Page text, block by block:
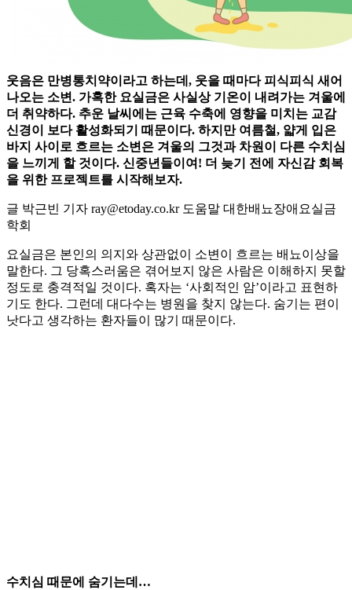
웃음은 만병통치약이라고 하는데, 웃을 때마다 피식피식 새어
나오는 소변. 가혹한 요실금은 사실상 기온이 내려가는 겨울에
더 취약하다. 추운 날씨에는 근육 수축에 영향을 미치는 교감
신경이 보다 활성화되기 때문이다. 하지만 여름철, 얇게 입은
바지 사이로 흐르는 소변은 겨울의 그것과 차원이 다른 수치심
을 느끼게 할 것이다. 신중년들이여! 더 늦기 전에 자신감 회복
을 위한 프로젝트를 시작해보자.
글 박근빈 기자 ray@etoday.co.kr 도움말 대한배뇨장애요실금
학회
요실금은 본인의 의지와 상관없이 소변이 흐르는 배뇨이상을
말한다. 그 당혹스러움은 겪어보지 않은 사람은 이해하지 못할
정도로 충격적일 것이다. 혹자는 ‘사회적인 암’이라고 표현하
기도 한다. 그런데 대다수는 병원을 찾지 않는다. 숨기는 편이
낫다고 생각하는 환자들이 많기 때문이다.
수치심 때문에 숨기는데…